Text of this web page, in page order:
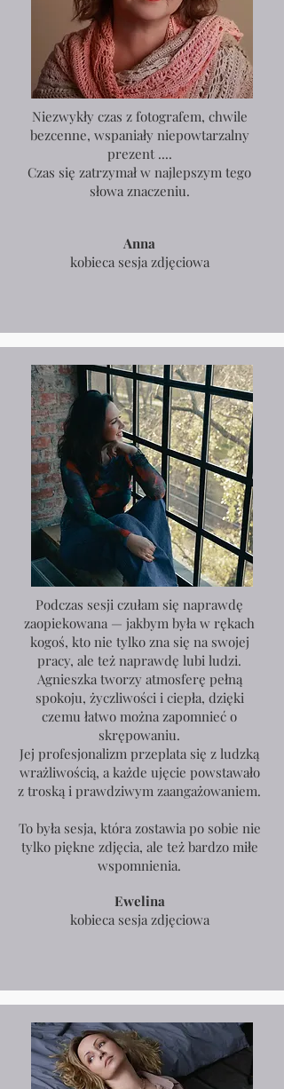
Niezwykły czas z fotografem, chwile
bezcenne, wspaniały niepowtarzalny
prezent ....
Czas się zatrzymał w najlepszym tego
słowa znaczeniu.
Anna
kobieca sesja zdjęciowa
Podczas sesji czułam się naprawdę
zaopiekowana — jakbym była w rękach
kogoś, kto nie tylko zna się na swojej
pracy, ale też naprawdę lubi ludzi.
Agnieszka tworzy atmosferę pełną
spokoju, życzliwości i ciepła, dzięki
czemu łatwo można zapomnieć o
skrępowaniu.
Jej profesjonalizm przeplata się z ludzką
wrażliwością, a każde ujęcie powstawało
z troską i prawdziwym zaangażowaniem.
To była sesja, która zostawia po sobie nie
tylko piękne zdjęcia, ale też bardzo miłe
wspomnienia.
Ewelina
kobieca sesja zdjęciowa